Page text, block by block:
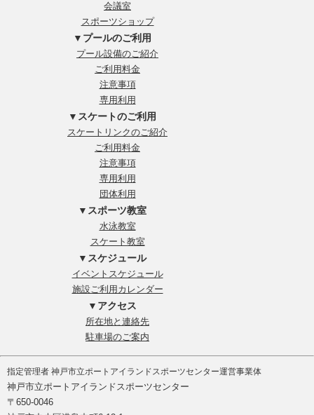
会議室
スポーツショップ
▼プールのご利用
プール設備のご紹介
ご利用料金
注意事項
専用利用
▼スケートのご利用
スケートリンクのご紹介
ご利用料金
注意事項
専用利用
団体利用
▼スポーツ教室
水泳教室
スケート教室
▼スケジュール
イベントスケジュール
施設ご利用カレンダー
▼アクセス
所在地と連絡先
駐車場のご案内
指定管理者 神戸市立ポートアイランドスポーツセンター運営事業体
神戸市立ポートアイランドスポーツセンター
〒650-0046